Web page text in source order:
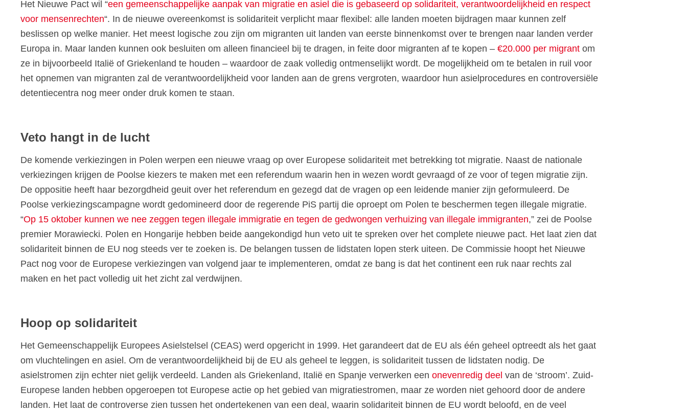
Het Nieuwe Pact wil “een gemeenschappelijke aanpak van migratie en asiel die is gebaseerd op solidariteit, verantwoordelijkheid en respect
voor mensenrechten“. In de nieuwe overeenkomst is solidariteit verplicht maar flexibel: alle landen moeten bijdragen maar kunnen zelf
beslissen op welke manier. Het meest logische zou zijn om migranten uit landen van eerste binnenkomst over te brengen naar landen verder
Europa in. Maar landen kunnen ook besluiten om alleen financieel bij te dragen, in feite door migranten af te kopen – €20.000 per migrant om
ze in bijvoorbeeld Italië of Griekenland te houden – waardoor de zaak volledig ontmenselijkt wordt. De mogelijkheid om te betalen in ruil voor
het opnemen van migranten zal de verantwoordelijkheid voor landen aan de grens vergroten, waardoor hun asielprocedures en controversiële
detentiecentra nog meer onder druk komen te staan.
Veto hangt in de lucht
De komende verkiezingen in Polen werpen een nieuwe vraag op over Europese solidariteit met betrekking tot migratie. Naast de nationale
verkiezingen krijgen de Poolse kiezers te maken met een referendum waarin hen in wezen wordt gevraagd of ze voor of tegen migratie zijn.
De oppositie heeft haar bezorgdheid geuit over het referendum en gezegd dat de vragen op een leidende manier zijn geformuleerd. De
Poolse verkiezingscampagne wordt gedomineerd door de regerende PiS partij die oproept om Polen te beschermen tegen illegale migratie.
“Op 15 oktober kunnen we nee zeggen tegen illegale immigratie en tegen de gedwongen verhuizing van illegale immigranten,” zei de Poolse
premier Morawiecki. Polen en Hongarije hebben beide aangekondigd hun veto uit te spreken over het complete nieuwe pact. Het laat zien dat
solidariteit binnen de EU nog steeds ver te zoeken is. De belangen tussen de lidstaten lopen sterk uiteen. De Commissie hoopt het Nieuwe
Pact nog voor de Europese verkiezingen van volgend jaar te implementeren, omdat ze bang is dat het continent een ruk naar rechts zal
maken en het pact volledig uit het zicht zal verdwijnen.
Hoop op solidariteit
Het Gemeenschappelijk Europees Asielstelsel (CEAS) werd opgericht in 1999. Het garandeert dat de EU als één geheel optreedt als het gaat
om vluchtelingen en asiel. Om de verantwoordelijkheid bij de EU als geheel te leggen, is solidariteit tussen de lidstaten nodig. De
asielstromen zijn echter niet gelijk verdeeld. Landen als Griekenland, Italië en Spanje verwerken een onevenredig deel van de ‘stroom’. Zuid-
Europese landen hebben opgeroepen tot Europese actie op het gebied van migratiestromen, maar ze worden niet gehoord door de andere
landen. Het laat de controverse zien tussen het ondertekenen van een deal, waarin solidariteit binnen de EU wordt beloofd, en de veel